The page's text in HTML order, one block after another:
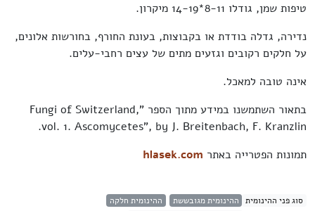
טיפות שמן, גודלו 8-11*14-19 מיקרון.
נדירה, גדלה בודדת או בקבוצות, בעונת החורף, בחורשות אלונים,
על חלקים רקובים וגזעים מתים של עצים רחבי-עלים.
אינה טובה למאכל.
בתאור השתמשנו במידע מתוך הספר "Fungi of Switzerland,
vol. 1. Ascomycetes", by J. Breitenbach, F. Kranzlin.
תמונות הפטרייה באתרhlasek.com
סוג פני ההינומית ההינומית מגובששת
ההינומית חלקה